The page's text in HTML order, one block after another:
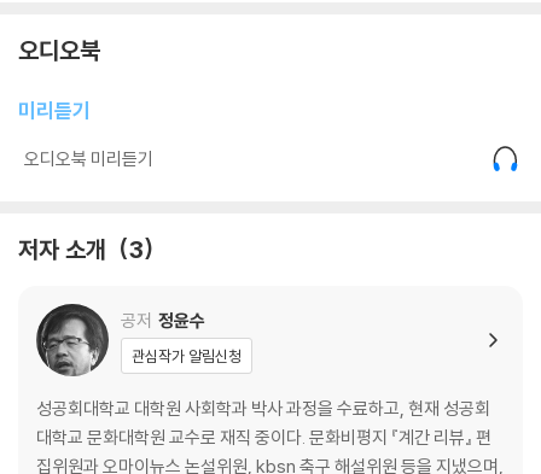
오디오북
미리듣기
오디오북 미리듣기
저자 소개 3
공저 정윤수
관심작가 알림신청
성공회대학교 대학원 사회학과 박사 과정을 수료하고, 현재 성공회
대학교 문화대학원 교수로 재직 중이다. 문화비평지 『계간 리뷰』 편
집위원과 오마이뉴스 논설위원, kbsn 축구 해설위원 등을 지냈으며,